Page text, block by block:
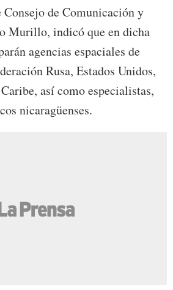
de Comunicación y
Murillo, indicó que en dicha
agencias espaciales de
Rusa, Estados Unidos,
así como especialistas,
nicaragüenses.